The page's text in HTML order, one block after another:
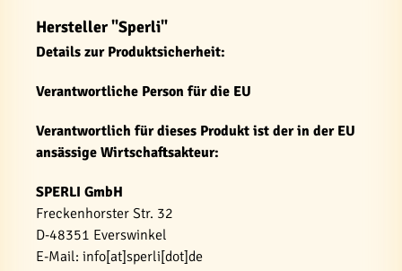
Hersteller "Sperli"
Details zur Produktsicherheit:
Verantwortliche Person für die EU
Verantwortlich für dieses Produkt ist der in der EU
ansässige Wirtschaftsakteur:
SPERLI GmbH
Freckenhorster Str. 32
D-48351 Everswinkel
E-Mail: info[at]sperli[dot]de